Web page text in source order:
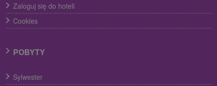
Zaloguj się do hoteli
Cookies
POBYTY
Sylwester